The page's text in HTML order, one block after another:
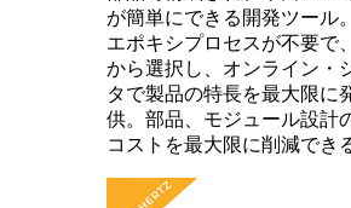
が簡単にできる開発ツール
エポキシプロセスが不要で
から選択し、オンライン・
タで製品の特長を最大限に
供。部品、モジュール設計
コストを最大限に削減でき